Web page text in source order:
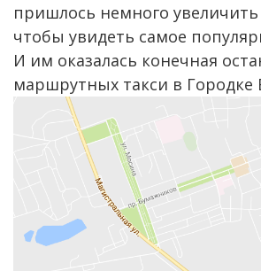
пришлось немного
чтобы увидеть самое
И им оказалась конечная
маршрутных такси в Городке